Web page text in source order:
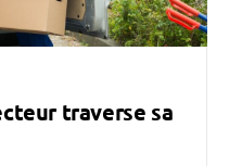
traverse sa